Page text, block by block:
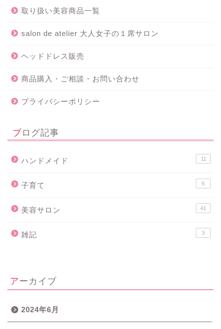
取り扱い美容商品一覧
salon de atelier 大人女子の１席サロン
ヘッドドレス販売
商品購入・ご相談・お問い合わせ
プライバシーポリシー
ブログ記事
ハンドメイド 11
子育て 6
美容サロン 41
雑記 3
アーカイブ
2024年6月